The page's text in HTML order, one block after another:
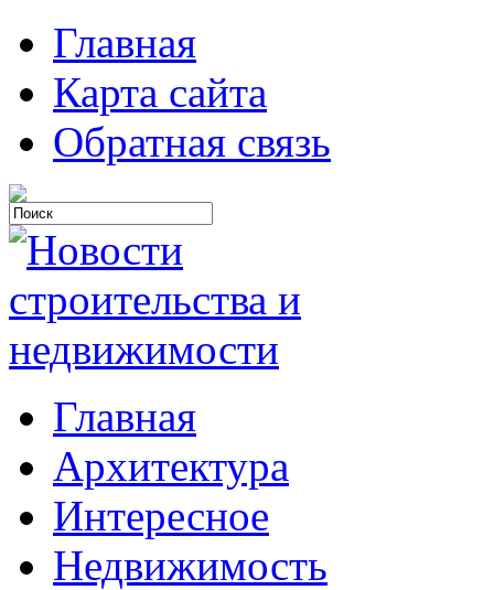
Главная
Карта сайта
Обратная связь
Главная
Архитектура
Интересное
Недвижимость